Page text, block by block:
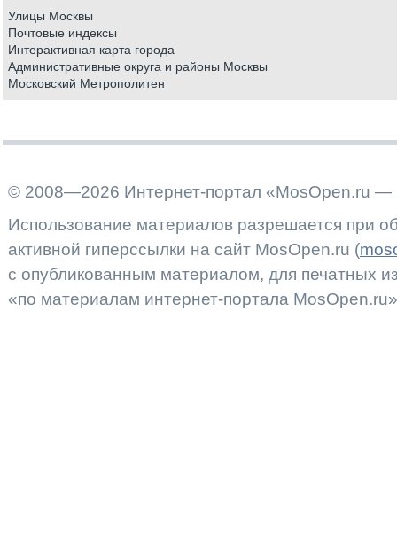
Улицы Москвы
Почтовые индексы
Интерактивная карта города
Административные округа и районы Москвы
Московский Метрополитен
© 2008—2026 Интернет-портал «MosOpen.ru —
Использование материалов разрешается при
активной гиперссылки на сайт MosOpen.ru (
с опубликованным материалом, для печатных
«по материалам интернет-портала